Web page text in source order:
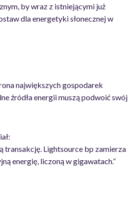
by wraz z istniejącymi już
dla energetyki słonecznej w
największych gospodarek
źródła energii muszą podwoić swój
transakcję. Lightsource bp zamierza
energię, liczoną w gigawatach.”